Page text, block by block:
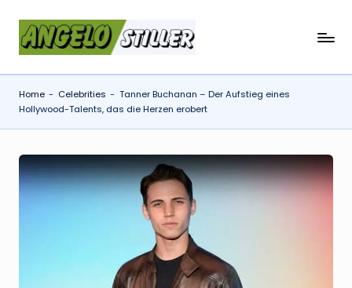
a
n
g
e
l
o
s
Home - Celebrities - Tanner Buchanan – Der Aufstieg eines
Hollywood-Talents, das die Herzen erobert